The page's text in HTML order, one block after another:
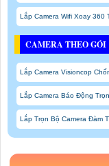
Lắp Camera Wifi Xoay 360
CAMERA THEO GÓI
Lắp Camera Visioncop
Lắp Camera Báo Động
Lắp Trọn Bộ Camera Đàm